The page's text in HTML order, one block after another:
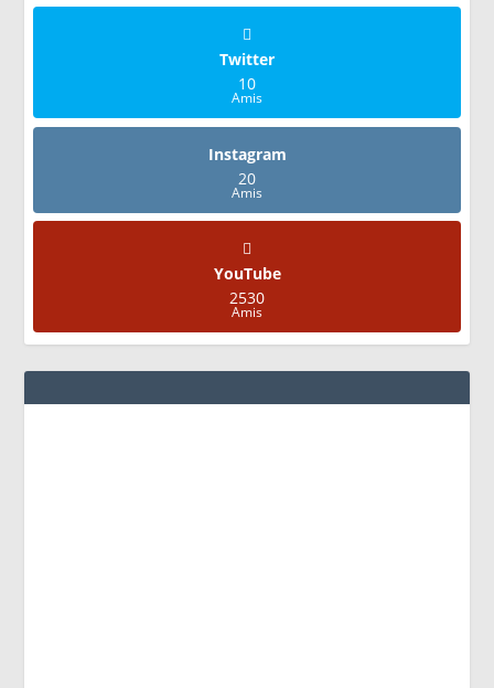
Twitter
10
Amis
Instagram
20
Amis
YouTube
2530
Amis